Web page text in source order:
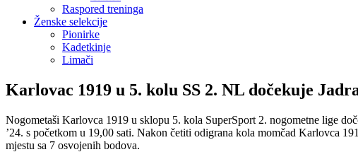
Raspored treninga
Ženske selekcije
Pionirke
Kadetkinje
Limači
Karlovac 1919 u 5. kolu SS 2. NL dočekuje
Nogometaši Karlovca 1919 u sklopu 5. kola SuperSport 2. nogometne lige
’24. s početkom u 19,00 sati. Nakon četiti odigrana kola momčad Karlovca
mjestu sa 7 osvojenih bodova.